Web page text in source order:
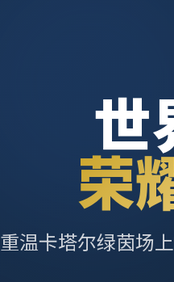
世
荣
重温卡塔尔绿茵场